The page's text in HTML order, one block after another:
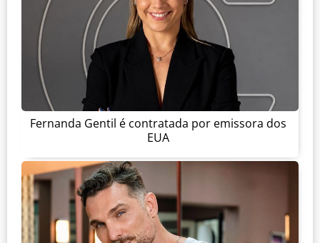
Fernanda Gentil é contratada por emissora dos
EUA